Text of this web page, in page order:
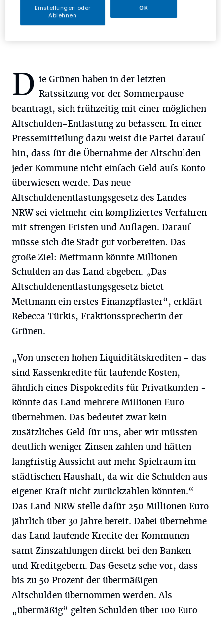
Mettmann.
Foto: Grüne Mettmann
D ie Grünen haben in der letzten
Ratssitzung vor der Sommerpause
beantragt, sich frühzeitig mit einer möglichen
Altschulden-Entlastung zu befassen. In einer
Pressemitteilung dazu weist die Partei darauf
hin, dass für die Übernahme der Altschulden
jeder Kommune nicht einfach Geld aufs Konto
überwiesen werde. Das neue
Altschuldenentlastungsgesetz des Landes
NRW sei vielmehr ein kompliziertes Verfahren
mit strengen Fristen und Auflagen. Darauf
müsse sich die Stadt gut vorbereiten. Das
große Ziel: Mettmann könnte Millionen
Schulden an das Land abgeben. „Das
Altschuldenentlastungsgesetz bietet
Mettmann ein erstes Finanzpflaster“, erklärt
Rebecca Türkis, Fraktionssprecherin der
Grünen.
„Von unseren hohen Liquiditätskrediten - das
sind Kassenkredite für laufende Kosten,
ähnlich eines Dispokredits für Privatkunden -
könnte das Land mehrere Millionen Euro
übernehmen. Das bedeutet zwar kein
zusätzliches Geld für uns, aber wir müssten
deutlich weniger Zinsen zahlen und hätten
langfristig Aussicht auf mehr Spielraum im
städtischen Haushalt, da wir die Schulden aus
eigener Kraft nicht zurückzahlen könnten.“
Das Land NRW stelle dafür 250 Millionen Euro
jährlich über 30 Jahre bereit. Dabei übernehme
das Land laufende Kredite der Kommunen
samt Zinszahlungen direkt bei den Banken
und Kreditgebern. Das Gesetz sehe vor, dass
bis zu 50 Prozent der übermäßigen
Altschulden übernommen werden. Als
„übermäßig“ gelten Schulden über 100 Euro
Einstellungen oder
Ablehnen
OK